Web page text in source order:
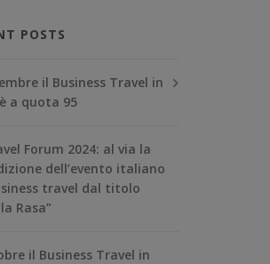
POSTS
il Business Travel in
a quota 95
Forum 2024: al via la
dell’evento italiano
travel dal titolo
Rasa”
il Business Travel in